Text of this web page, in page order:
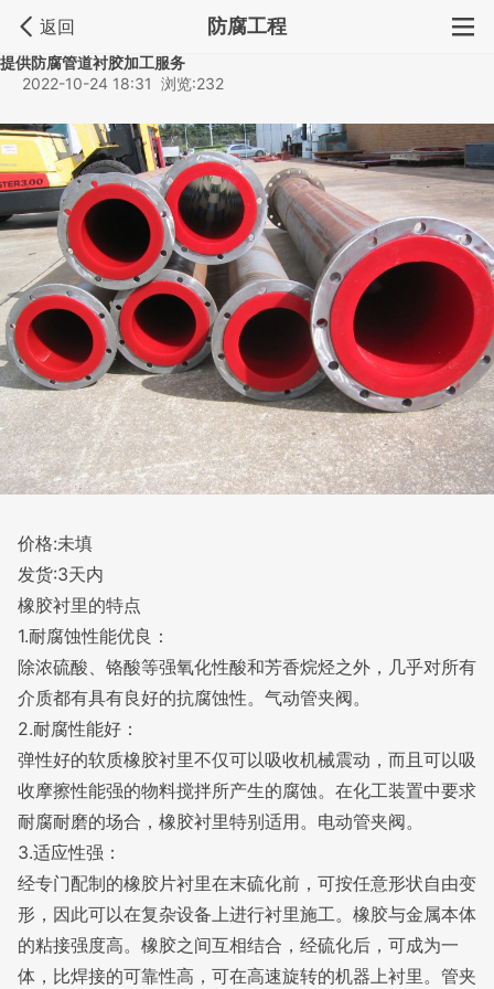
返回 防腐工程
提供防腐管道衬胶加工服务
2022-10-24 18:31 浏览:232
价格:未填
发货:3天内
橡胶衬里的特点
1.耐腐蚀性能优良：
除浓硫酸、铬酸等强氧化性酸和芳香烷烃之外，几乎对所有
介质都有具有良好的抗腐蚀性。气动管夹阀。
2.耐腐性能好：
弹性好的软质橡胶衬里不仅可以吸收机械震动，而且可以吸
收摩擦性能强的物料搅拌所产生的腐蚀。在化工装置中要求
耐腐耐磨的场合，橡胶衬里特别适用。电动管夹阀。
3.适应性强：
经专门配制的橡胶片衬里在末硫化前，可按任意形状自由变
形，因此可以在复杂设备上进行衬里施工。橡胶与金属本体
的粘接强度高。橡胶之间互相结合，经硫化后，可成为一
体，比焊接的可靠性高，可在高速旋转的机器上衬里。管夹